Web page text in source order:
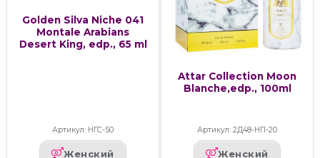
Golden Silva Niche 041
Montale Arabians
Desert King, edp., 65 ml
Артикул: НГС-50
Женский
Attar Collection Moon
Blanche,edp., 100ml
Артикул: 2Д48-НП-20
Женский